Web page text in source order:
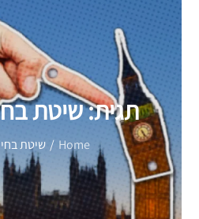
תגית:שיטת
Home שיטת